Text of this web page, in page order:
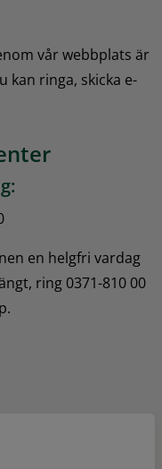
vår webbplats är
kan ringa, skicka e-
en helgfri vardag
ring 0371-810 00